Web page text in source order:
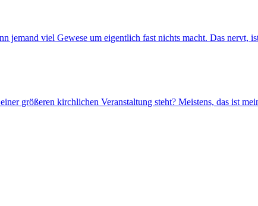
jemand viel Gewese um eigentlich fast nichts macht. Das nervt,
größeren kirchlichen Veranstaltung steht? Meistens, das ist